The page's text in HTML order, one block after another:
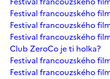
Festival francouzského
Festival francouzského
Festival francouzského
Club ZeroCo je ti holka?
Festival francouzského
Festival francouzského